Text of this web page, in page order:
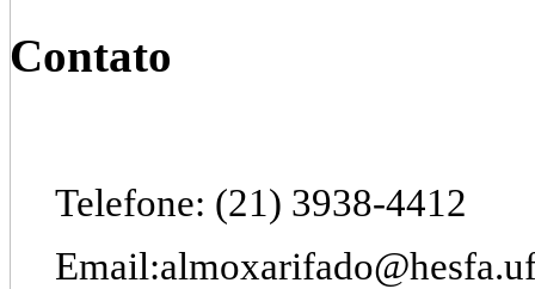
Contato
Telefone: (21) 3938-4412